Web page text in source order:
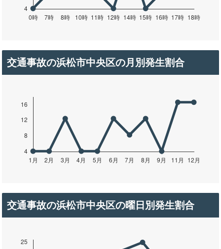
交通事故の浜松市中央区の月別発生割合
交通事故の浜松市中央区の曜日別発生割合